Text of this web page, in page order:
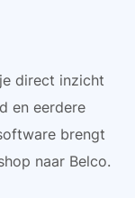
direct inzicht
en eerdere
brengt
naar Belco.